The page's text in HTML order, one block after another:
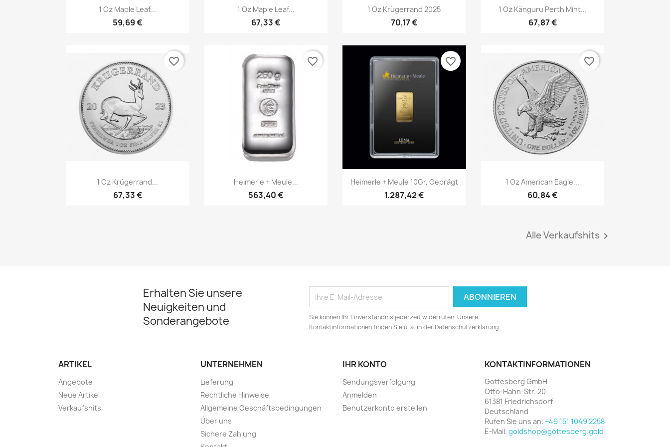
Vorschau
1 Oz Maple Leaf...
59,69 €
Vorschau
1 Oz Maple Leaf...
67,33 €
Vorschau
1 Oz Krügerrand 2025
70,17 €
Vorschau
1 Oz Känguru Perth Mint...
67,87 €
Vorschau
1 Oz Krügerrand...
67,33 €
favorite_border
Vorschau
Heimerle + Meule...
563,40 €
favorite_border
Vorschau
Heimerle + Meule 10Gr, Geprägt
1.287,42 €
favorite_border
Vorschau
1 Oz American Eagle...
60,84 €
favorite_border
Alle Verkaufshits 
Erhalten Sie unsere
Neuigkeiten und
Sonderangebote
Sie können Ihr Einverständnis jederzeit widerrufen. Unsere
Kontaktinformationen finden Sie u. a. in der Datenschutzerklärung.
ARTIKEL
Angebote
Neue Artikel
Verkaufshits
UNTERNEHMEN
Lieferung
Rechtliche Hinweise
Allgemeine Geschäftsbedingungen
Über uns
Sichere Zahlung
IHR KONTO
Sendungsverfolgung
Anmelden
Benutzerkonto erstellen
KONTAKTINFORMATIONEN
Gottesberg GmbH
Otto-Hahn-Str. 20
61381 Friedrichsdorf
Deutschland
Rufen Sie uns an: +49 151 1049 2258
E-Mail: goldshop@gottesberg.gold